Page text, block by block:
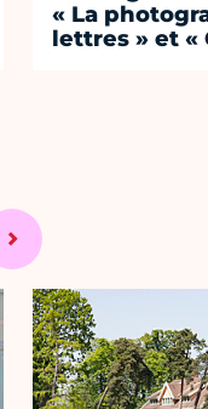
« La
lettres » et «